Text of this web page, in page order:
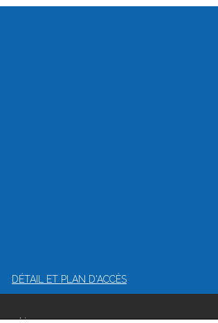
DÉTAIL ET PLAN D'ACCÈS